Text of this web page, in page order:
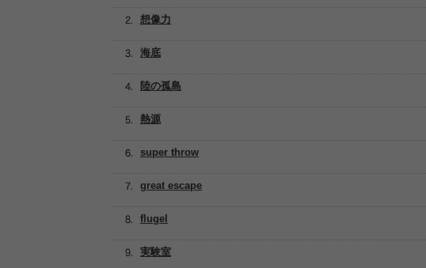
super throw
想像力
great escape
熱源
陸の孤島
海底
flugel
実験室